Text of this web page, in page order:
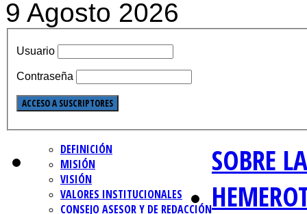
9 Agosto 2026
Usuario
Contraseña
SOBRE
DEFINICIÓN
MISIÓN
VISIÓN
VALORES INSTITUCIONALES
CONSEJO ASESOR Y DE REDACCIÓN